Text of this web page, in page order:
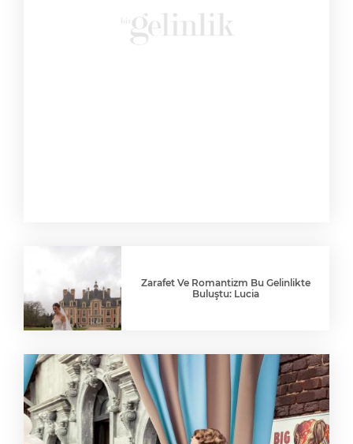
Zarafet Ve Romantizm Bu Gelinlikte
Buluştu: Lucia